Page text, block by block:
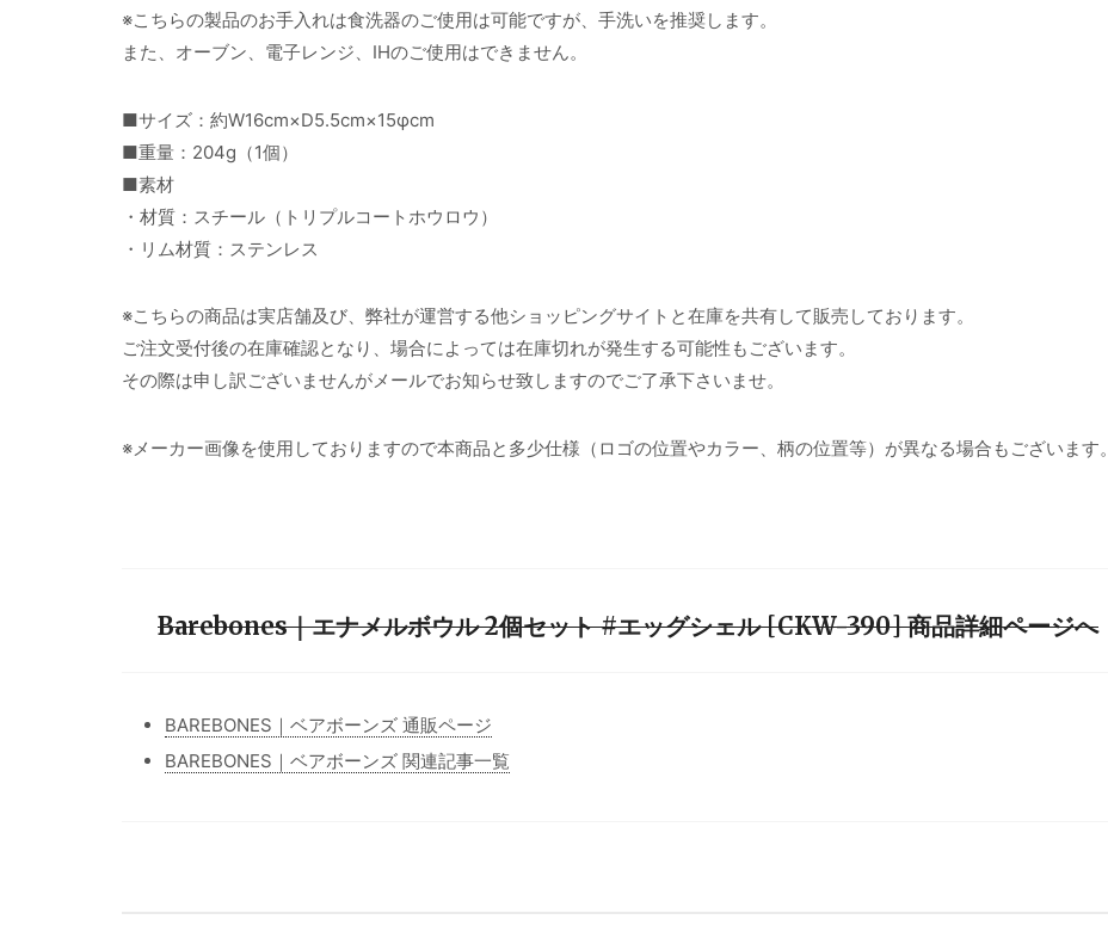
※こちらの製品のお手入れは食洗器のご使用は可能ですが、手洗いを推奨します。
また、オーブン、電子レンジ、IHのご使用はできません。
■サイズ：約W16cm×D5.5cm×15φcm
■重量：204g（1個）
■素材
・材質：スチール（トリプルコートホウロウ）
・リム材質：ステンレス
※こちらの商品は実店舗及び、弊社が運営する他ショッピングサイトと在庫を共有して販売しております。
ご注文受付後の在庫確認となり、場合によっては在庫切れが発生する可能性もございます。
その際は申し訳ございませんがメールでお知らせ致しますのでご了承下さいませ。
※メーカー画像を使用しておりますので本商品と多少仕様（ロゴの位置やカラー、柄の位置等）が異なる場合もございます。
Barebones｜エナメルボウル 2個セット #エッグシェル [CKW-390] 商品詳細ページへ
BAREBONES｜ベアボーンズ 通販ページ
BAREBONES｜ベアボーンズ 関連記事一覧